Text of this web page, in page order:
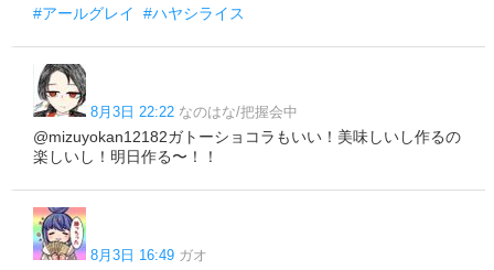
#アールグレイ
#ハヤシライス
8月3日 22:22 なのはな/把握会中
@mizuyokan12182ガトーショコラもいい！美味しいし作るの
楽しいし！明日作る〜！！
8月3日 16:49 ガオ